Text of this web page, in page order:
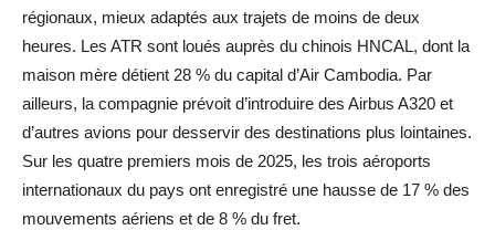
régionaux, mieux adaptés aux trajets de moins de deux
heures. Les ATR sont loués auprès du chinois HNCAL, dont la
maison mère détient 28 % du capital d’Air Cambodia. Par
ailleurs, la compagnie prévoit d’introduire des Airbus A320 et
d’autres avions pour desservir des destinations plus lointaines.
Sur les quatre premiers mois de 2025, les trois aéroports
internationaux du pays ont enregistré une hausse de 17 % des
mouvements aériens et de 8 % du fret.